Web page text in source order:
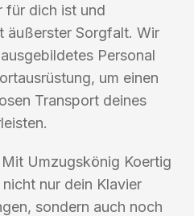
für dich ist und
äußerster Sorgfalt. Wir
Personal
um einen
Transport deines
Umzugskönig Koertig
nur dein Klavier
sondern auch noch